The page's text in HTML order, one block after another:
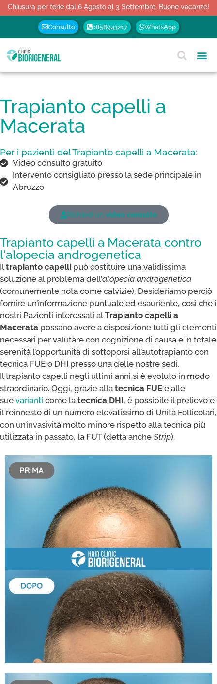
Chiusura per ferie dal 6 Agosto al 3 Settembre. Buone vacanze!
Consulto 0858943217 WhatsApp
Trapianto capelli a
Macerata
Per i pazienti del Trapianto capelli a Macerata:
Video consulto gratuito
Intervento consigliato presso la sede principale in
Abruzzo
Richiedi un video consulto
Trapianto capelli a Macerata contro
l'alopecia androgenetica
Iltrapianto capelli può costituire una validissima
soluzione al problema dell’alopecia androgenetica
(comunemente nota come calvizie). Desideriamo perciò
fornire un’informazione puntuale ed esauriente, così che i
nostri Pazienti interessati alTrapianto capelli a
Macerata possano avere a disposizione tutti gli elementi
necessari per valutare con cognizione di causa e in totale
serenità l’opportunità di sottoporsi all’autotrapianto con
tecnica FUE o DHI presso una delle nostre sedi.
Il trapianto capelli negli ultimi anni si è evoluto in modo
straordinario. Oggi, grazie alla tecnica FUE e alle
sue varianti come la tecnica DHI, è possibile il prelievo e
il reinnesto di un numero elevatissimo di Unità Follicolari,
con un’invasività molto minore rispetto alla tecnica più
utilizzata in passato, la FUT (detta anche Strip).